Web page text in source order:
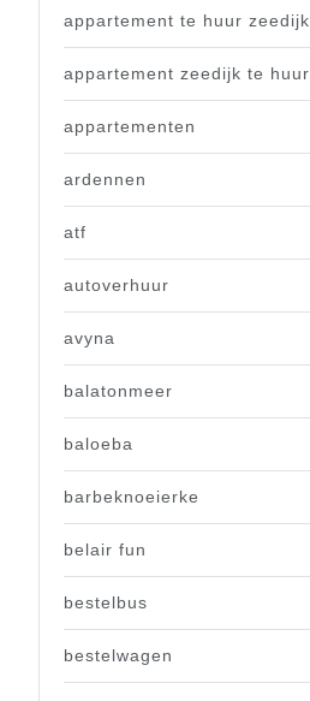
appartement te huur zeedijk
appartement zeedijk te huur
appartementen
ardennen
atf
autoverhuur
avyna
balatonmeer
baloeba
barbeknoeierke
belair fun
bestelbus
bestelwagen